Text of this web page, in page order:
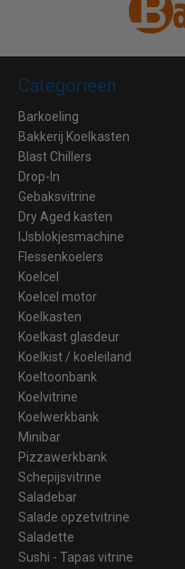
Categorieën
Barkoeling
Bakkerij Koelkasten
Blast Chillers
Drop-In
Gebaksvitrine
Dry Aged kasten
IJsblokjesmachine
Flessenkoelers
Koelcel
Koelcel motor
Koelkasten
Koelkast glasdeur
Koelkist / koeleiland
Koeltoonbank
Koelvitrine
Koelwerkbank
Minibar
Pizzawerkbank
Schepijsvitrine
Saladebar
Salade opzetvitrine
Saladette
Sushi - Tapas vitrine